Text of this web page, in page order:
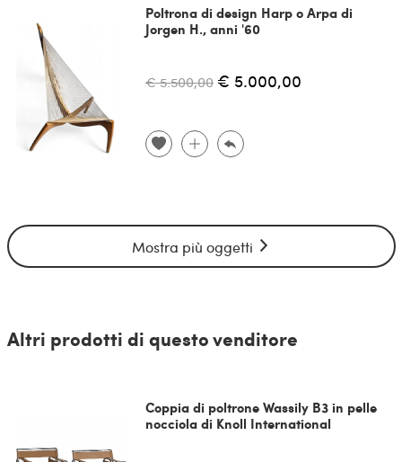
Poltrona di design Harp o Arpa di
Jorgen H., anni '60
€ 5.500,00 € 5.000,00
Mostra più oggetti
Altri prodotti di questo venditore
Coppia di poltrone Wassily B3 in pelle
nocciola di Knoll International